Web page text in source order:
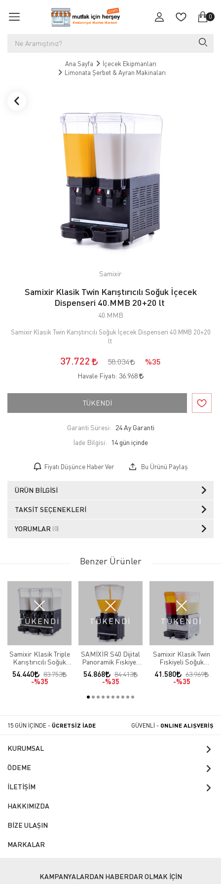
0
Ana Sayfa
İçecek Ekipmanları
Limonata Şerbet & Ayran Makinaları
Samixir
Samixir Klasik Twin Karıştırıcılı Soğuk İçecek
Dispenseri 40.MMB 20+20 lt
40.MMB
Samixir Klasik Twin Karıştırıcılı Soğuk İçecek Dispenseri 40.MMB 20+20
lt
37.722 58.034 %35
Havale Fiyatı: 36.968
TÜKENDİ
Garanti Süresi: 24 Ay Garanti
İade Bilgisi:
Fiyatı Düşünce Haber Ver Bu Ürünü Paylaş
ÜRÜN BILGISI
TAKSIT SEÇENEKLERI
YORUMLAR (0)
Benzer Ürünler
TÜKENDİ
Samixir Klasik Triple
Karıştırıcılı Soğuk
İçecek Dispenseri
60.MMMB 20lt + 20lt
+ 20lt
54.440
83.753
%35
TÜKENDİ
SAMİXİR S40 Dijital
Panoramik Fıskiyeli
Soğuk İçecek
Dispenseri S40.DB
54.868
84.413
%35
TÜKENDİ
Samixir Klasik Twin
Fıskiyeli Soğuk
İçecek Dispenseri
40.SSI 20+20 lt
41.580
63.969
%35
15 GÜN İÇİNDE - ÜCRETSİZ İADE GÜVENLİ - ONLINE ALIŞVERİŞ
KURUMSAL
ÖDEME
İLETİŞİM
HAKKIMIZDA
BİZE ULAŞIN
MARKALAR
KAMPANYALARDAN HABERDAR OLMAK İÇİN